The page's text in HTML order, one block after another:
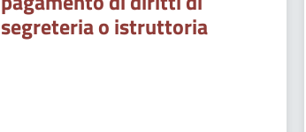
segreteria o istruttoria